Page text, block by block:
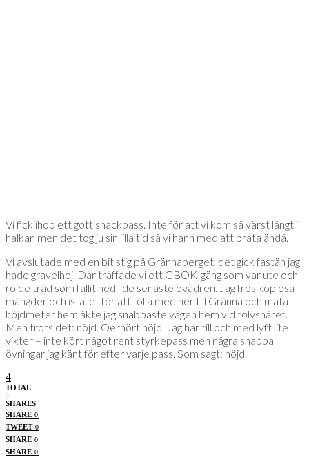
Vi fick ihop ett gott snackpass. Inte för att vi kom så värst långt i
halkan men det tog ju sin lilla tid så vi hann med att prata ändå.
Vi avslutade med en bit stig på Grännaberget, det gick fastän jag
hade gravelhoj. Där träffade vi ett GBOK-gäng som var ute och
röjde träd som fallit ned i de senaste ovädren. Jag frös kopiösa
mängder och istället för att följa med ner till Gränna och mata
höjdmeter hem åkte jag snabbaste vägen hem vid tolvsnåret.
Men trots det: nöjd. Oerhört nöjd. Jag har till och med lyft lite
vikter – inte kört något rent styrkepass men några snabba
övningar jag känt för efter varje pass. Som sagt: nöjd.
4
TOTAL
0
SHARES
SHARE 0
TWEET 0
SHARE 0
SHARE 0